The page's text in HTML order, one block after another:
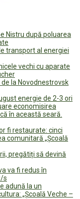
Nistru după poluarea
transport al energiei
vechi cu aparate
la Novodnestrovsk
energie de 2-3 ori
economisirea
în această seară.
fi restaurate: cinci
comunitară „Școală
pregătiți să devină
va fi redus în
s
adună la un
„Școală Veche –